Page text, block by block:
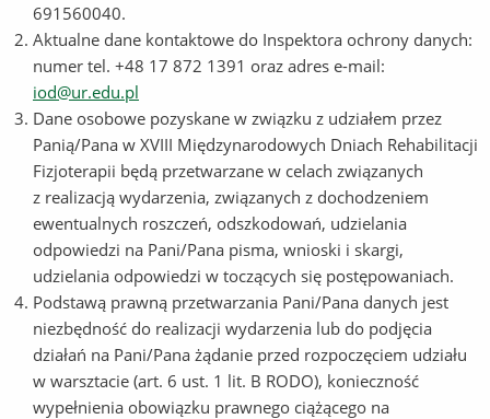
691560040.
Aktualne dane kontaktowe do Inspektora ochrony danych:
numer tel. +48 17 872 1391 oraz adres e-mail:
iod@ur.edu.pl
Dane osobowe pozyskane w związku z udziałem przez
Panią/Pana w XVIII Międzynarodowych Dniach Rehabilitacji
Fizjoterapii będą przetwarzane w celach związanych
z realizacją wydarzenia, związanych z dochodzeniem
ewentualnych roszczeń, odszkodowań, udzielania
odpowiedzi na Pani/Pana pisma, wnioski i skargi,
udzielania odpowiedzi w toczących się postępowaniach.
Podstawą prawną przetwarzania Pani/Pana danych jest
niezbędność do realizacji wydarzenia lub do podjęcia
działań na Pani/Pana żądanie przed rozpoczęciem udziału
w warsztacie (art. 6 ust. 1 lit. B RODO), konieczność
wypełnienia obowiązku prawnego ciążącego na